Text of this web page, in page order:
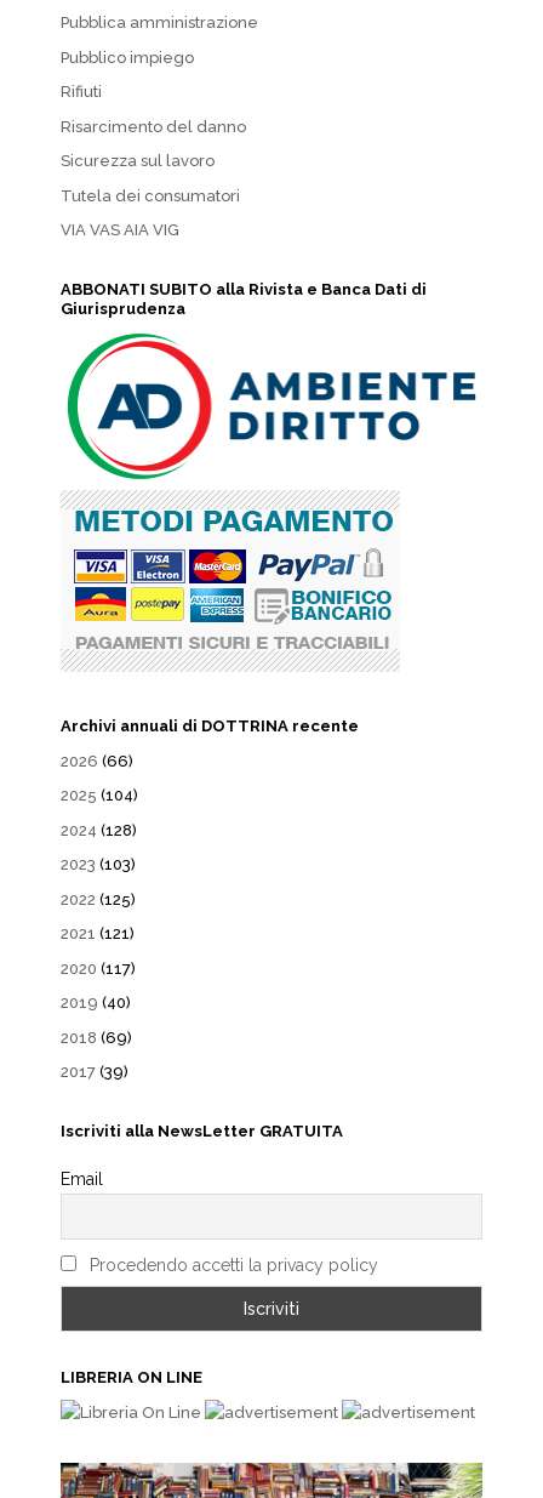
Pubblica amministrazione
Pubblico impiego
Rifiuti
Risarcimento del danno
Sicurezza sul lavoro
Tutela dei consumatori
VIA VAS AIA VIG
ABBONATI SUBITO alla Rivista e Banca Dati di
Giurisprudenza
Archivi annuali di DOTTRINA recente
2026 (66)
2025 (104)
2024 (128)
2023 (103)
2022 (125)
2021 (121)
2020 (117)
2019 (40)
2018 (69)
2017 (39)
Iscriviti alla NewsLetter GRATUITA
Email
Procedendo accetti la privacy policy
LIBRERIA ON LINE